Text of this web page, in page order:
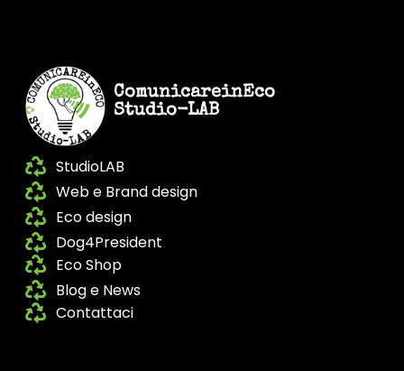
ComunicareinEco
Studio-LAB
StudioLAB
Web e Brand design
Eco design
Dog4President
Eco Shop
Blog e News
Contattaci